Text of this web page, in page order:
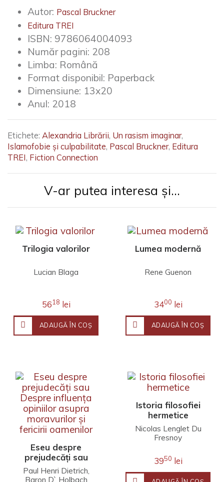
de interdependența lor. Universul încetează să mai fie
spațiul comun al schimburilor umane, pentru a deveni
locul în care oamenii se chinuie reciproc. Întrucât nimic
nu mai separă popoarele unele de altele mai mult de
câteva ceasuri petrecute în avion sau în tren, oamenii
se găsesc lipsiți de distanța necesară oricărei relații.
Deschiderea promise de modernitate, minunata
posibilitate de a ieși din local, din natal, din tribal, a
dus la o nouă închidere la scară globală.”
Autor: Pascal Bruckner
Editura TREI
ISBN: 9786064004093
Număr pagini: 208
Limba: Română
Format disponibil: Paperback
Dimensiune: 13x20
Anul: 2018
Etichete: Alexandria Librării, Un rasism imaginar,
Islamofobie și culpabilitate, Pascal Bruckner, Editura
TREI, Fiction Connection
V-ar putea interesa și...
Trilogia valorilor
Lucian Blaga
5618 lei
ADAUGĂ ÎN COŞ
Lumea modernă
Rene Guenon
3400 lei
ADAUGĂ ÎN COŞ
Eseu despre
prejudecăți sau
Despre influența
opiniilor asupra
Paul Henri Dietrich,
Baron D` Holbach
Istoria filosofiei
hermetice
Nicolas Lenglet Du
Fresnoy
3950 lei